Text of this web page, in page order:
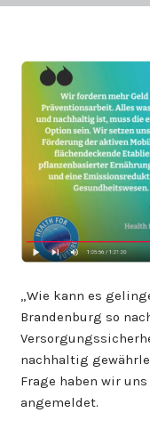
„Wie kann es
Brandenburg so
nachhaltig
Frage haben wir